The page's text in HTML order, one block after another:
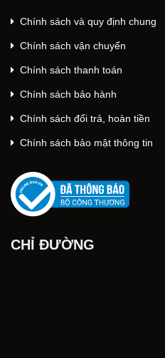
Chính sách và quy định chung
Chính sách vận chuyển
Chính sách thanh toán
Chính sách bảo hành
Chính sách đổi trả, hoàn tiền
Chính sách bảo mật thông tin
CHỈ ĐƯỜNG